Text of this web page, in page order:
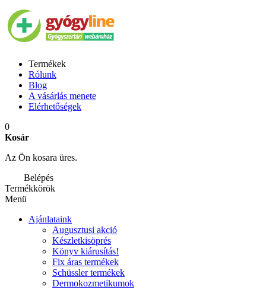
Termékek
Rólunk
Blog
A vásárlás menete
Elérhetőségek
0
Kosár
Az Ön kosara üres.
Belépés
Termékkörök
Menü
Ajánlataink
Augusztusi akció
Készletkisöprés
Könyv kiárusítás!
Fix áras termékek
Schüssler termékek
Dermokozmetikumok